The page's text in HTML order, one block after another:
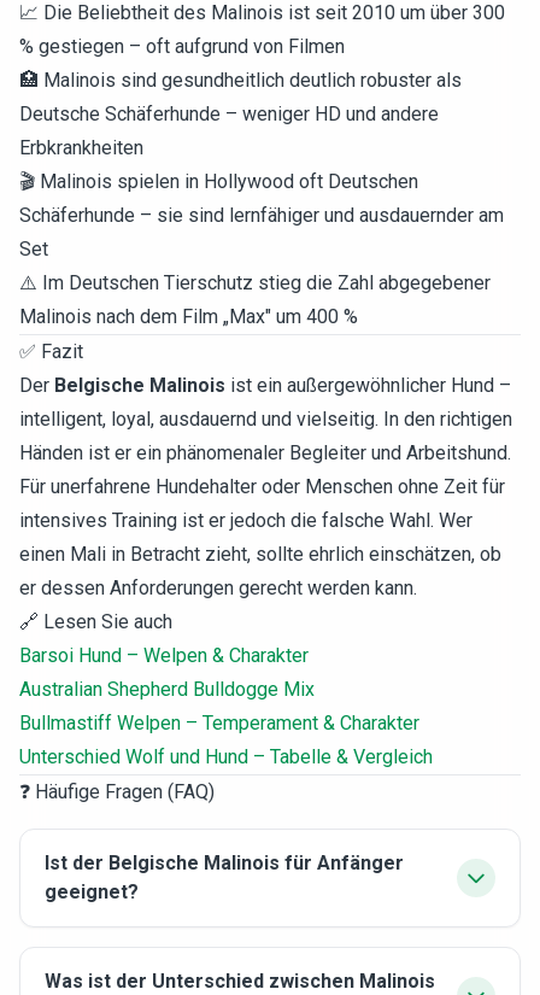
📈 Die Beliebtheit des Malinois ist seit 2010 um über 300
% gestiegen – oft aufgrund von Filmen
🏥 Malinois sind gesundheitlich deutlich robuster als
Deutsche Schäferhunde – weniger HD und andere
Erbkrankheiten
🎬 Malinois spielen in Hollywood oft Deutschen
Schäferhunde – sie sind lernfähiger und ausdauernder am
Set
⚠️ Im Deutschen Tierschutz stieg die Zahl abgegebener
Malinois nach dem Film „Max" um 400 %
✅ Fazit
Der Belgische Malinois ist ein außergewöhnlicher Hund –
intelligent, loyal, ausdauernd und vielseitig. In den richtigen
Händen ist er ein phänomenaler Begleiter und Arbeitshund.
Für unerfahrene Hundehalter oder Menschen ohne Zeit für
intensives Training ist er jedoch die falsche Wahl. Wer
einen Mali in Betracht zieht, sollte ehrlich einschätzen, ob
er dessen Anforderungen gerecht werden kann.
🔗 Lesen Sie auch
Barsoi Hund – Welpen & Charakter
Australian Shepherd Bulldogge Mix
Bullmastiff Welpen – Temperament & Charakter
Unterschied Wolf und Hund – Tabelle & Vergleich
❓ Häufige Fragen (FAQ)
Ist der Belgische Malinois für Anfänger
geeignet?
Was ist der Unterschied zwischen Malinois